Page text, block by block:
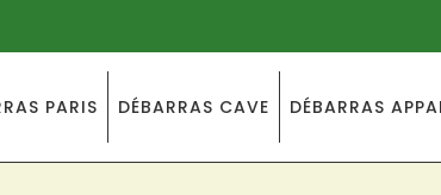
PARIS DÉBARRAS CAVE DÉBARRAS